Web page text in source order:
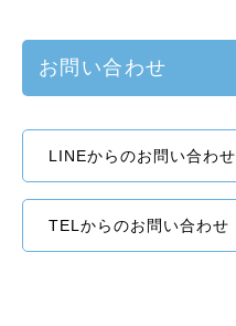
お問い合わせ
LINEからのお問い合わせ
TELからのお問い合わせ